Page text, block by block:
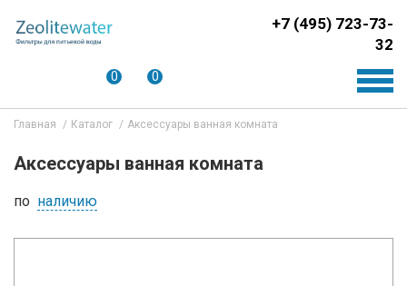
+7 (495) 723-73-
32
0 0
Главная Каталог Аксессуары ванная комната
Аксессуары ванная комната
по наличию